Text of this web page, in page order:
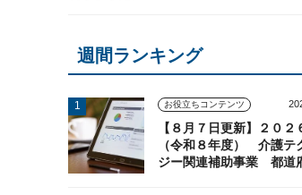
週間ランキング
お役立ちコンテンツ
【８月７日更新】２０２
（令和８年度） 介護テ
ジー関連補助事業 都道